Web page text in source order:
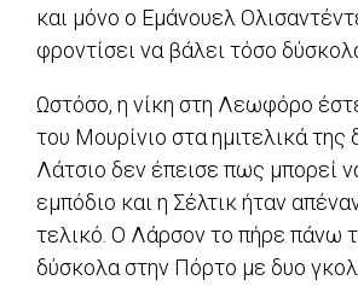
και μόνο ο Εμάνουελ
φροντίσει να βάλει τόσο
Ωστόσο, η νίκη στη Λεωφόρο
του Μουρίνιο στα ημιτελικά
Λάτσιο δεν έπεισε πως μπορεί
εμπόδιο και η Σέλτικ ήταν
τελικό. Ο Λάρσον το πήρε πάνω
δύσκολα στην Πόρτο με δυο